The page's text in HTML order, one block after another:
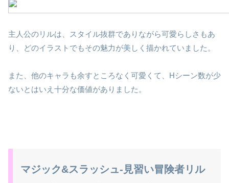
主人公のリルは、スタイル抜群でありながら可愛らしさもあ
り、どのイラストでもその魅力が美しく描かれていました。
また、他のキャラも余すところなく可愛くて、Hシーン数が少
ないとはいえ十分な価値がありました。
マジック&スラッシュ-見習い冒険者リル